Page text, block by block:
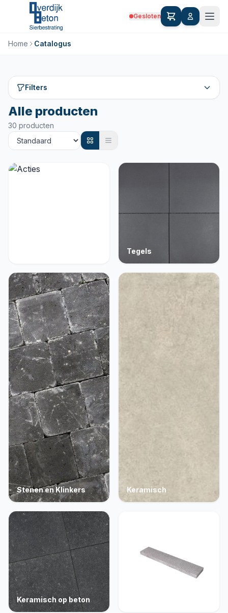
Gesloten
Home Catalogus
Filters
Alle producten
30 producten
Tegels
Stenen en Klinkers Keramisch
Keramisch op beton